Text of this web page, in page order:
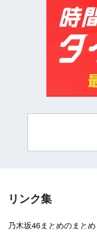
リンク集
乃木坂46まとめのまとめ